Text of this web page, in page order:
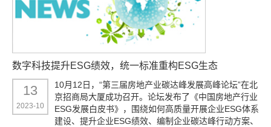
数字科技提升ESG绩效，统一标准重构ESG生态
13
2023-10
10月12日，“第三届房地产业碳达峰发展高峰论坛”在北
京招商局大厦成功召开。论坛发布了《中国房地产行业
ESG发展白皮书》，围绕如何高质量开展企业ESG体系
建设、提升企业ESG绩效、编制企业碳达峰行动方案、